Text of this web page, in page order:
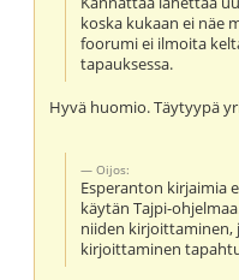
koska kukaan ei näe
foorumi ei ilmoita
tapauksessa.
Hyvä huomio. Täytyypä
Oijos:
Esperanton kirjaimia
käytän Tajpi-
niiden kirjoittaminen,
kirjoittaminen